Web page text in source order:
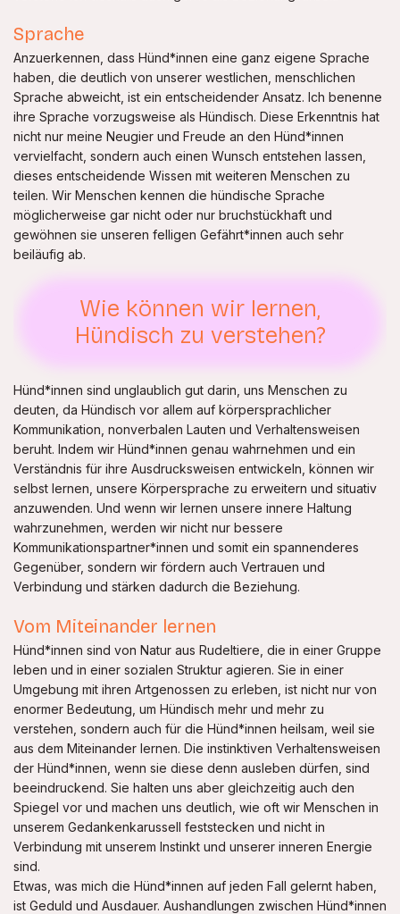
Sprache
Anzuerkennen, dass Hünd*innen eine ganz eigene Sprache
haben, die deutlich von unserer westlichen, menschlichen
Sprache abweicht, ist ein entscheidender Ansatz. Ich benenne
ihre Sprache vorzugsweise als Hündisch. Diese Erkenntnis hat
nicht nur meine Neugier und Freude an den Hünd*innen
vervielfacht, sondern auch einen Wunsch entstehen lassen,
dieses entscheidende Wissen mit weiteren Menschen zu
teilen. Wir Menschen kennen die hündische Sprache
möglicherweise gar nicht oder nur bruchstückhaft und
gewöhnen sie unseren felligen Gefährt*innen auch sehr
beiläufig ab.
Wie können wir lernen,
Hündisch zu verstehen?
Hünd*innen sind unglaublich gut darin, uns Menschen zu
deuten, da Hündisch vor allem auf körpersprachlicher
Kommunikation, nonverbalen Lauten und Verhaltensweisen
beruht. Indem wir Hünd*innen genau wahrnehmen und ein
Verständnis für ihre Ausdrucksweisen entwickeln, können wir
selbst lernen, unsere Körpersprache zu erweitern und situativ
anzuwenden. Und wenn wir lernen unsere innere Haltung
wahrzunehmen, werden wir nicht nur bessere
Kommunikationspartner*innen und somit ein spannenderes
Gegenüber, sondern wir fördern auch Vertrauen und
Verbindung und stärken dadurch die Beziehung.
Vom Miteinander lernen
Hünd*innen sind von Natur aus Rudeltiere, die in einer Gruppe
leben und in einer sozialen Struktur agieren. Sie in einer
Umgebung mit ihren Artgenossen zu erleben, ist nicht nur von
enormer Bedeutung, um Hündisch mehr und mehr zu
verstehen, sondern auch für die Hünd*innen heilsam, weil sie
aus dem Miteinander lernen. Die instinktiven Verhaltensweisen
der Hünd*innen, wenn sie diese denn ausleben dürfen, sind
beeindruckend. Sie halten uns aber gleichzeitig auch den
Spiegel vor und machen uns deutlich, wie oft wir Menschen in
unserem Gedankenkarussell feststecken und nicht in
Verbindung mit unserem Instinkt und unserer inneren Energie
sind.
Etwas, was mich die Hünd*innen auf jeden Fall gelernt haben,
ist Geduld und Ausdauer. Aushandlungen zwischen Hünd*innen